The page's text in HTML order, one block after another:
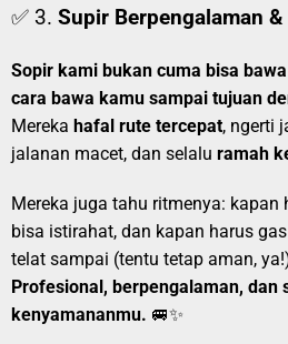
✅ 3. Supir Berpengalaman &
Sopir kami bukan cuma bisa
cara bawa kamu sampai tujuan
Mereka hafal rute tercepat, ngerti
jalanan macet, dan selalu ramah
Mereka juga tahu ritmenya: kapan
bisa istirahat, dan kapan harus
telat sampai (tentu tetap aman,
Profesional, berpengalaman, dan
kenyamananmu. 🚐✨